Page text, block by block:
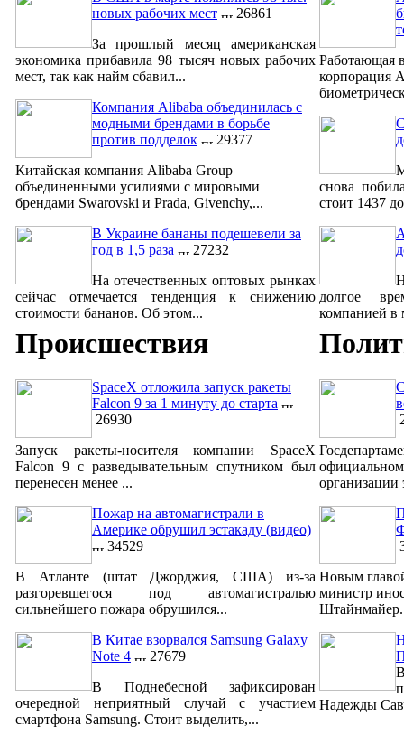
новых рабочих мест
26861
За прошлый месяц американская
экономика прибавила 98 тысяч новых рабочих
мест, так как найм сбавил...
Компания Alibaba объединилась с
модными брендами в борьбе
против подделок
29377
Китайская компания Alibaba Group
объединенными усилиями с мировыми
брендами Swarovski и Prada, Givenchy,...
В Украине бананы подешевели за
год в 1,5 раза
27232
На отечественных оптовых рынках
сейчас отмечается тенденция к снижению
стоимости бананов. Об этом...
Работающая
корпорация
снова
стоит 1437
долгое
компанией в
Происшествия
SpaceX отложила запуск ракеты
Falcon 9 за 1 минуту до старта
26930
Запуск ракеты-носителя компании SpaceX
Falcon 9 с разведывательным спутником был
перенесен менее ...
Пожар на автомагистрали в
Америке обрушил эстакаду (видео)
34529
В Атланте (штат Джорджия, США) из-за
разгоревшегося под автомагистралью
сильнейшего пожара обрушился...
В Китае взорвался Samsung Galaxy
Note 4
27679
В Поднебесной зафиксирован
очередной неприятный случай с участием
смартфона Samsung. Стоит выделить,...
организации
Новым
министр
Надежды